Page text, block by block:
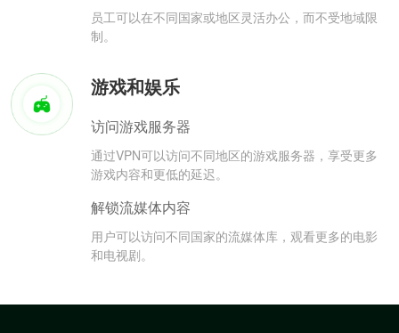
员工可以在不同国家或地区灵活办公，而不受地域限
制。
游戏和娱乐
访问游戏服务器
通过VPN可以访问不同地区的游戏服务器，享受更多
游戏内容和更低的延迟。
解锁流媒体内容
用户可以访问不同国家的流媒体库，观看更多的电影
和电视剧。